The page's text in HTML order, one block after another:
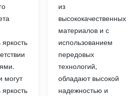
могут
из
высококачественных
материалов и с
использованием
передовых
технологий,
обладают высокой
надежностью и